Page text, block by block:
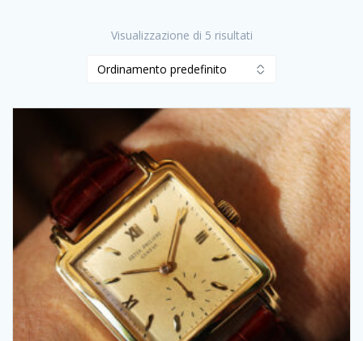
Visualizzazione di 5 risultati